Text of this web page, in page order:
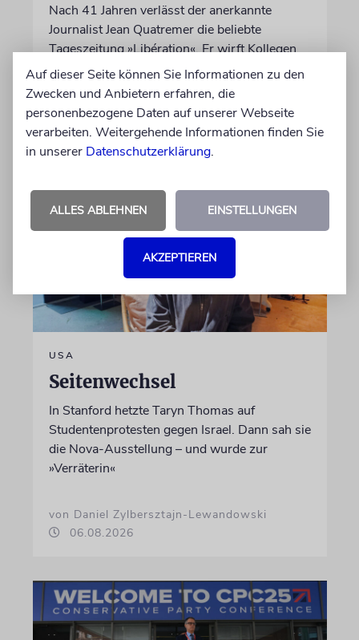
Nach 41 Jahren verlässt der anerkannte
Journalist Jean Quatremer die beliebte
Tageszeitung »Libération«. Er wirft Kollegen
einen »entfesselten Antisemitismus« und eine
ideologische Schreckensherrschaft vor
06.08.2026
USA
Seitenwechsel
In Stanford hetzte Taryn Thomas auf
Studentenprotesten gegen Israel. Dann sah sie
die Nova-Ausstellung – und wurde zur
»Verräterin«
von Daniel Zylbersztajn-Lewandowski
06.08.2026
Auf dieser Seite können Sie Informationen zu den
Zwecken und Anbietern erfahren, die
personenbezogene Daten auf unserer Webseite
verarbeiten. Weitergehende Informationen finden Sie
in unserer Datenschutzerklärung.
ALLES ABLEHNEN EINSTELLUNGEN
AKZEPTIEREN